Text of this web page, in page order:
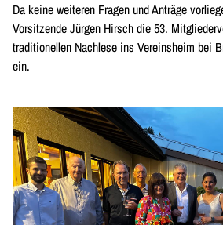
Da keine weiteren Fragen und Anträge
Vorsitzende Jürgen Hirsch die 53.
traditionellen Nachlese ins Vereinsheim bei
ein.